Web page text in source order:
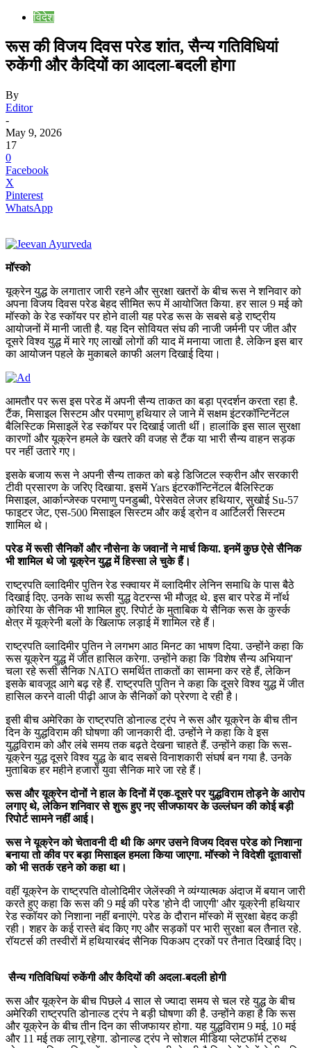
विदेश
रूस की विजय दिवस परेड शांत, सैन्य गतिविधियां
रुकेंगी और कैदियों का आदला-बदली होगा
By
Editor
-
May 9, 2026
17
0
Facebook
X
Pinterest
WhatsApp
मॉस्को
यूक्रेन युद्ध के लगातार जारी रहने और सुरक्षा खतरों के बीच रूस ने शनिवार को
अपना विजय दिवस परेड बेहद सीमित रूप में आयोजित किया. हर साल 9 मई को
मॉस्को के रेड स्कॉयर पर होने वाली यह परेड रूस के सबसे बड़े राष्ट्रीय
आयोजनों में मानी जाती है. यह दिन सोवियत संघ की नाजी जर्मनी पर जीत और
दूसरे विश्व युद्ध में मारे गए लाखों लोगों की याद में मनाया जाता है. लेकिन इस बार
का आयोजन पहले के मुकाबले काफी अलग दिखाई दिया।
आमतौर पर रूस इस परेड में अपनी सैन्य ताकत का बड़ा प्रदर्शन करता रहा है.
टैंक, मिसाइल सिस्टम और परमाणु हथियार ले जाने में सक्षम इंटरकॉन्टिनेंटल
बैलिस्टिक मिसाइलें रेड स्कॉयर पर दिखाई जाती थीं। हालांकि इस साल सुरक्षा
कारणों और यूक्रेन हमले के खतरे की वजह से टैंक या भारी सैन्य वाहन सड़क
पर नहीं उतारे गए।
इसके बजाय रूस ने अपनी सैन्य ताकत को बड़े डिजिटल स्क्रीन और सरकारी
टीवी प्रसारण के जरिए दिखाया. इसमें Yars इंटरकॉन्टिनेंटल बैलिस्टिक
मिसाइल, आर्कान्जेस्क परमाणु पनडुब्बी, पेरेसवेत लेजर हथियार, सुखोई Su-57
फाइटर जेट, एस-500 मिसाइल सिस्टम और कई ड्रोन व आर्टिलरी सिस्टम
शामिल थे।
परेड में रूसी सैनिकों और नौसेना के जवानों ने मार्च किया. इनमें कुछ ऐसे सैनिक
भी शामिल थे जो यूक्रेन युद्ध में हिस्सा ले चुके हैं।
राष्ट्रपति व्लादिमीर पुतिन रेड स्क्वायर में व्लादिमीर लेनिन समाधि के पास बैठे
दिखाई दिए. उनके साथ रूसी युद्ध वेटरन्स भी मौजूद थे. इस बार परेड में नॉर्थ
कोरिया के सैनिक भी शामिल हुए. रिपोर्ट के मुताबिक ये सैनिक रूस के कुर्स्क
क्षेत्र में यूक्रेनी बलों के खिलाफ लड़ाई में शामिल रहे हैं।
राष्ट्रपति व्लादिमीर पुतिन ने लगभग आठ मिनट का भाषण दिया. उन्होंने कहा कि
रूस यूक्रेन युद्ध में जीत हासिल करेगा. उन्होंने कहा कि 'विशेष सैन्य अभियान'
चला रहे रूसी सैनिक NATO समर्थित ताकतों का सामना कर रहे हैं, लेकिन
इसके बावजूद आगे बढ़ रहे हैं. राष्ट्रपति पुतिन ने कहा कि दूसरे विश्व युद्ध में जीत
हासिल करने वाली पीढ़ी आज के सैनिकों को प्रेरणा दे रही है।
इसी बीच अमेरिका के राष्ट्रपति डोनाल्ड ट्रंप ने रूस और यूक्रेन के बीच तीन
दिन के युद्धविराम की घोषणा की जानकारी दी. उन्होंने ने कहा कि वे इस
युद्धविराम को और लंबे समय तक बढ़ते देखना चाहते हैं. उन्होंने कहा कि रूस-
यूक्रेन युद्ध दूसरे विश्व युद्ध के बाद सबसे विनाशकारी संघर्ष बन गया है. उनके
मुताबिक हर महीने हजारों युवा सैनिक मारे जा रहे हैं।
रूस और यूक्रेन दोनों ने हाल के दिनों में एक-दूसरे पर युद्धविराम तोड़ने के आरोप
लगाए थे, लेकिन शनिवार से शुरू हुए नए सीजफायर के उल्लंघन की कोई बड़ी
रिपोर्ट सामने नहीं आई।
रूस ने यूक्रेन को चेतावनी दी थी कि अगर उसने विजय दिवस परेड को निशाना
बनाया तो कीव पर बड़ा मिसाइल हमला किया जाएगा. मॉस्को ने विदेशी दूतावासों
को भी सतर्क रहने को कहा था।
वहीं यूक्रेन के राष्ट्रपति वोलोदिमीर जेलेंस्की ने व्यंग्यात्मक अंदाज में बयान जारी
करते हुए कहा कि रूस की 9 मई की परेड 'होने दी जाएगी' और यूक्रेनी हथियार
रेड स्कॉयर को निशाना नहीं बनाएंगे. परेड के दौरान मॉस्को में सुरक्षा बेहद कड़ी
रही। शहर के कई रास्ते बंद किए गए और सड़कों पर भारी सुरक्षा बल तैनात रहे.
रॉयटर्स की तस्वीरों में हथियारबंद सैनिक पिकअप ट्रकों पर तैनात दिखाई दिए।
सैन्य गतिविधियां रुकेंगी और कैदियों की अदला-बदली होगी
रूस और यूक्रेन के बीच पिछले 4 साल से ज्यादा समय से चल रहे युद्ध के बीच
अमेरिकी राष्ट्रपति डोनाल्ड ट्रंप ने बड़ी घोषणा की है. उन्होंने कहा है कि रूस
और यूक्रेन के बीच तीन दिन का सीजफायर होगा. यह युद्धविराम 9 मई, 10 मई
और 11 मई तक लागू रहेगा. डोनाल्ड ट्रंप ने सोशल मीडिया प्लेटफॉर्म ट्रुथ